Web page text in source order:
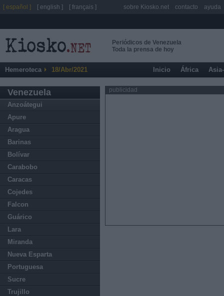
Periódicos de Venezuela
Toda la prensa de hoy
Hemeroteca 18/Abr/2021 Inicio África
Venezuela
Anzoátegui
Apure
Aragua
Barinas
Bolívar
Carabobo
Caracas
Cojedes
Falcon
Guárico
Lara
Miranda
Nueva Esparta
Portuguesa
Sucre
Trujillo
publicidad
[ español ] [ english ] [ français ] sobre Kiosko.net contacto ayuda